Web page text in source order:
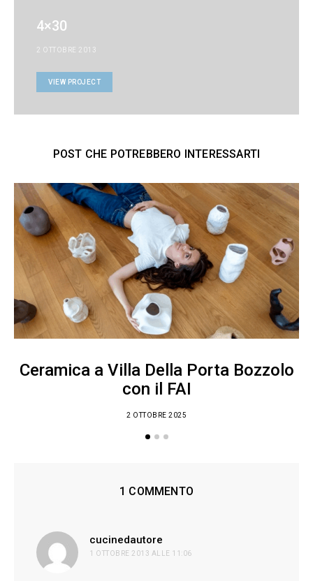
4×30
2 OTTOBRE 2013
VIEW PROJECT
POST CHE POTREBBERO INTERESSARTI
Ceramica a Villa Della Porta Bozzolo
con il FAI
2 OTTOBRE 2025
1 COMMENTO
cucinedautore
detto:
1 OTTOBRE 2013 ALLE 11:06